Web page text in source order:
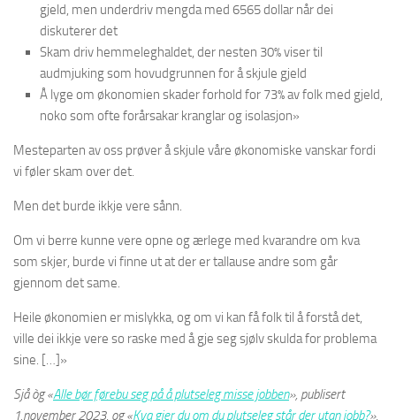
gjeld, men underdriv mengda med 6565 dollar når dei
diskuterer det
Skam driv hemmeleghaldet, der nesten 30% viser til
audmjuking som hovudgrunnen for å skjule gjeld
Å lyge om økonomien skader forhold for 73% av folk med gjeld,
noko som ofte forårsakar kranglar og isolasjon»
Mesteparten av oss prøver å skjule våre økonomiske vanskar fordi
vi føler skam over det.
Men det burde ikkje vere sånn.
Om vi berre kunne vere opne og ærlege med kvarandre om kva
som skjer, burde vi finne ut at der er tallause andre som går
gjennom det same.
Heile økonomien er mislykka, og om vi kan få folk til å forstå det,
ville dei ikkje vere so raske med å gje seg sjølv skulda for problema
sine. […]»
Sjå òg «Alle bør førebu seg på å plutseleg misse jobben», publisert
1.november 2023, og «Kva gjer du om du plutseleg står der utan jobb?»,